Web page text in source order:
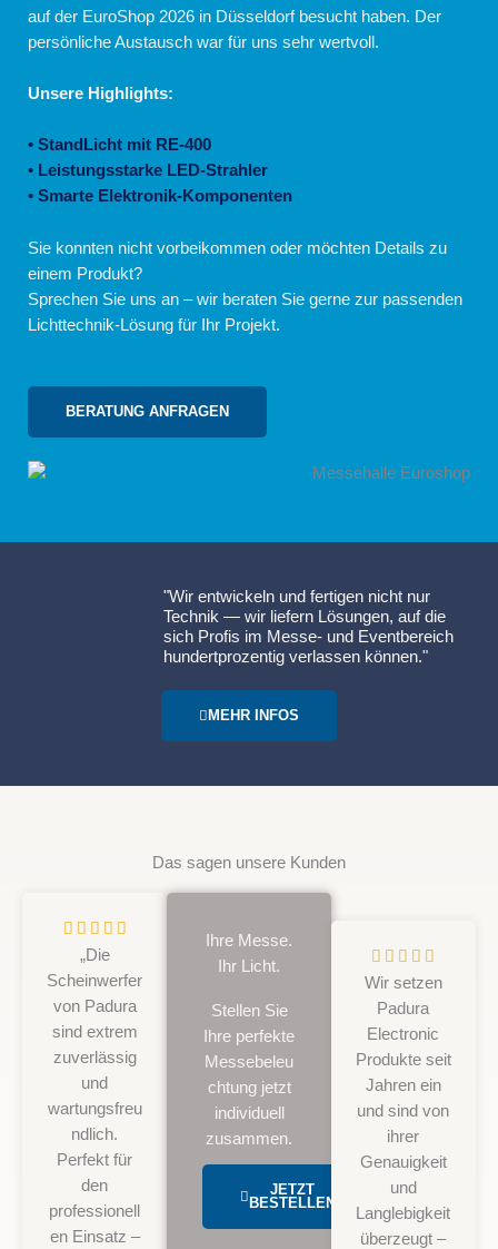
auf der EuroShop 2026 in Düsseldorf besucht haben. Der
persönliche Austausch war für uns sehr wertvoll.
Unsere Highlights:
• StandLicht mit RE-400
• Leistungsstarke LED-Strahler
• Smarte Elektronik-Komponenten
Sie konnten nicht vorbeikommen oder möchten Details zu
einem Produkt?
Sprechen Sie uns an – wir beraten Sie gerne zur passenden
Lichttechnik-Lösung für Ihr Projekt.
BERATUNG ANFRAGEN
"Wir entwickeln und fertigen nicht nur
Technik — wir liefern Lösungen, auf die
sich Profis im Messe- und Eventbereich
hundertprozentig verlassen können."
MEHR INFOS
Das sagen unsere Kunden
    B
w
e
r
t
t
i
5
v
„Die
Scheinwerfer
von Padura
sind extrem
zuverlässig
und
wartungsfreu
ndlich.
Perfekt für
den
professionell
en Einsatz –
Ihre Messe.
Ihr Licht.
Stellen Sie
Ihre perfekte
Messebeleu
chtung jetzt
individuell
zusammen.
JETZT
BESTELLEN
    
e
e
r
t
e
m
t
5
Wir setzen
Padura
Electronic
Produkte seit
Jahren ein
und sind von
ihrer
Genauigkeit
und
Langlebigkeit
überzeugt –